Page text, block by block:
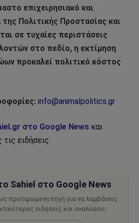
επιχειρησιακό και
Πολιτικής Προστασίας και
σε τυχαίες περιστάσεις
στο πεδίο, η εκτίμηση
προκαλεί πολιτικό κόστος
info@animalpolitics.gr
στο Google News και
ειδήσεις.
Sahiel στο Google News
προτιμώμενη πηγή για να λαμβάνεις
ειδήσεις και αναλύσεις.